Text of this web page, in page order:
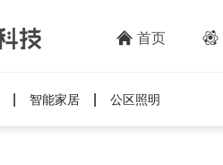
首页
智能家居 公区照明